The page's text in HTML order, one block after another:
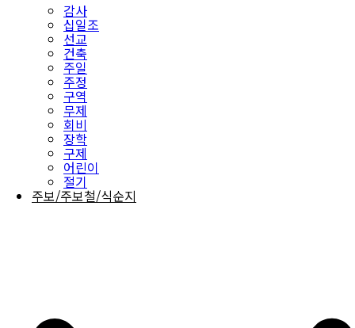
감사
십일조
선교
건축
주일
주정
구역
무제
회비
장학
구제
어린이
절기
주보/주보철/식순지